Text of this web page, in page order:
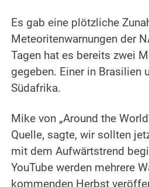
Es gab eine plötzliche
Meteoritenwarnungen der
Tagen hat es bereits zwei
gegeben. Einer in Brasilien
Südafrika.
Mike von „Around the
Quelle, sagte, wir sollten
mit dem Aufwärtstrend
YouTube werden mehrere
kommenden Herbst